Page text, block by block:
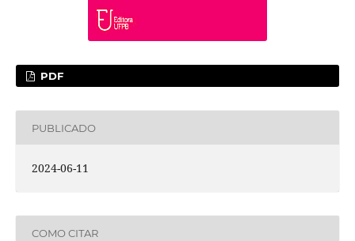
PDF
PUBLICADO
2024-06-11
COMO CITAR